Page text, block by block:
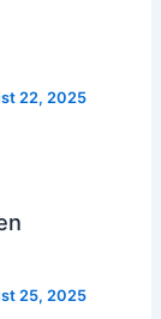
22, 2025
25, 2025